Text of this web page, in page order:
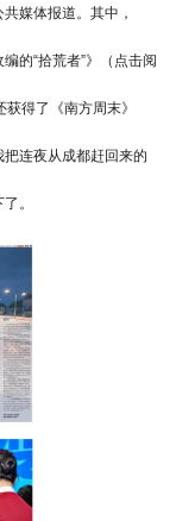
媒体报道。其中，
的“拾荒者”》（点击阅
得了《南方周末》
连夜从成都赶回来的
。